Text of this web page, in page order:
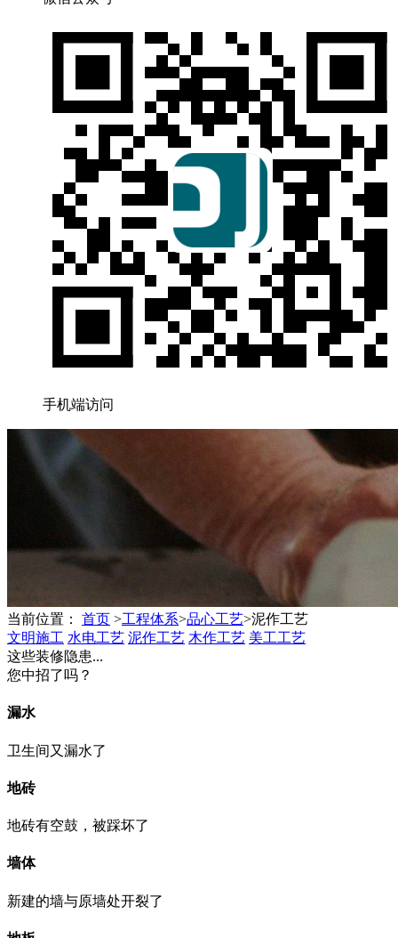
手机端访问
当前位置： 首页 >工程体系>品心工艺>泥作工艺
文明施工 水电工艺 泥作工艺 木作工艺 美工工艺
这些装修隐患...
您中招了吗？
漏水
卫生间又漏水了
地砖
地砖有空鼓，被踩坏了
墙体
新建的墙与原墙处开裂了